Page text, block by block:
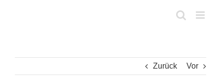
Zurück Vor